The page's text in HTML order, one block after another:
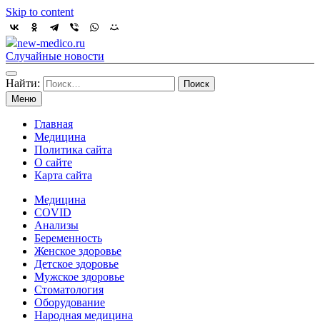
Skip to content
new-medico.ru
Случайные новости
Найти:
Меню
Главная
Медицина
Политика сайта
О сайте
Карта сайта
Медицина
COVID
Анализы
Беременность
Женское здоровье
Детское здоровье
Мужское здоровье
Стоматология
Оборудование
Народная медицина